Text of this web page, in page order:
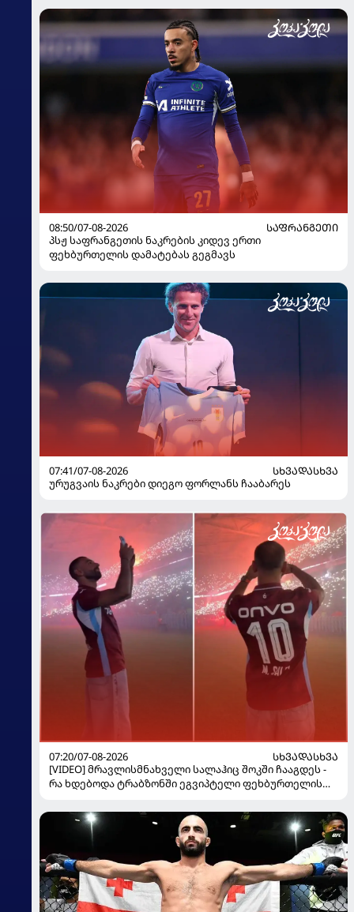
08:50/07-08-2026
ᲡᲐᲤᲠᲐᲜᲒᲔᲗᲘ
პსჟ საფრანგეთის ნაკრების კიდევ ერთი
ფეხბურთელის დამატებას გეგმავს
07:41/07-08-2026
ᲡᲮᲕᲐᲓᲐᲡᲮᲕᲐ
ურუგვაის ნაკრები დიეგო ფორლანს ჩააბარეს
07:20/07-08-2026
ᲡᲮᲕᲐᲓᲐᲡᲮᲕᲐ
[VIDEO] მრავლისმნახველი სალაჰიც შოკში ჩააგდეს -
რა ხდებოდა ტრაბზონში ეგვიპტელი ფეხბურთელის